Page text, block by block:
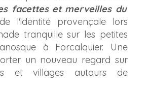
facettes et merveilles du
l'identité provençale lors
tranquille sur les petites
à Forcalquier. Une
un nouveau regard sur
et villages autours de